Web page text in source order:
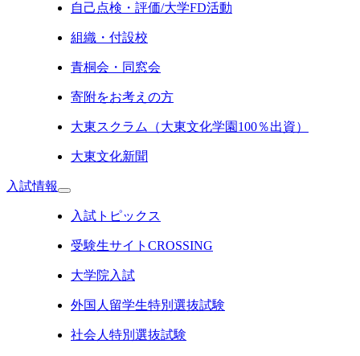
自己点検・評価/大学FD活動
組織・付設校
青桐会・同窓会
寄附をお考えの方
大東スクラム（大東文化学園100％出資）
大東文化新聞
入試情報
入試トピックス
受験生サイトCROSSING
大学院入試
外国人留学生特別選抜試験
社会人特別選抜試験